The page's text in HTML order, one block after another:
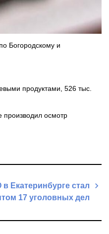
Богородскому и
продуктами, 526 тыс.
производил осмотр
Екатеринбурге стал
17 уголовных дел